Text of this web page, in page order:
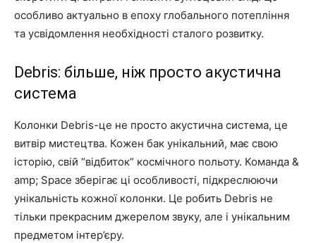
особливо актуально в епоху глобального потепління
та усвідомлення необхідності сталого розвитку.
Debris: більше, ніж просто акустична
система
Колонки Debris-це не просто акустична система, це
витвір мистецтва. Кожен бак унікальний, має свою
історію, свій “відбиток” космічного польоту. Команда &
amp; Space зберігає ці особливості, підкреслюючи
унікальність кожної колонки. Це робить Debris не
тільки прекрасним джерелом звуку, але і унікальним
предметом інтер’єру.